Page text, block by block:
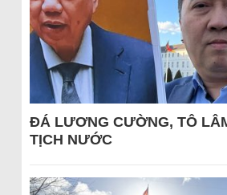
ĐÁ LƯƠNG CƯỜNG, TÔ
TỊCH NƯỚC